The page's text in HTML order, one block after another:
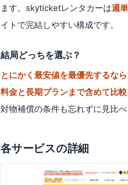
ます。skyticketレンタカーは週
イトで完結しやすい構成です。
結局どっちを選ぶ？
とにかく最安値を最優先するな
料金と長期プランまで含めて比
対物補償の条件も忘れずに見比べ
各サービスの詳細